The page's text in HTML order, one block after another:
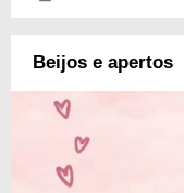
Beijos e apertos